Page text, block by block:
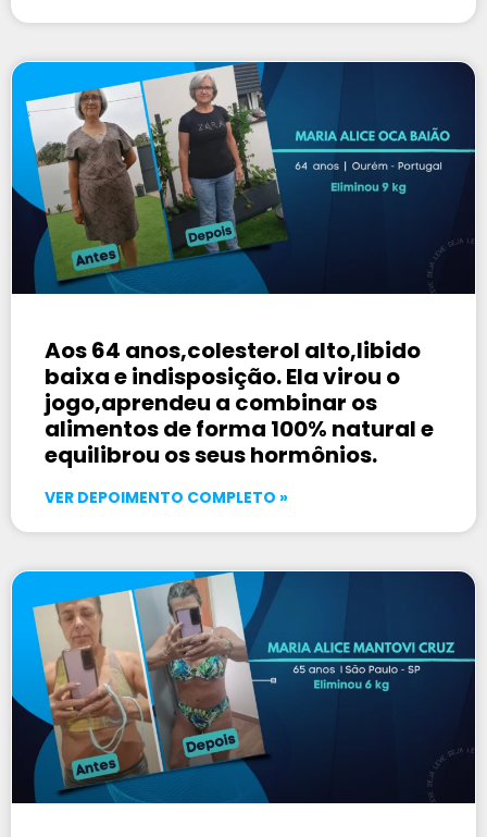
Aos 64 anos,colesterol alto,libido
baixa e indisposição. Ela virou o
jogo,aprendeu a combinar os
alimentos de forma 100% natural e
equilibrou os seus hormônios.
VER DEPOIMENTO COMPLETO »